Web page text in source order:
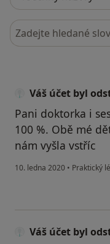
Hledejte v názorech
Váš účet byl
Pani doktorka i
100 %. Obě mé
nám vyšla vstříc
10. ledna 2020 • Praktický
Váš účet byl